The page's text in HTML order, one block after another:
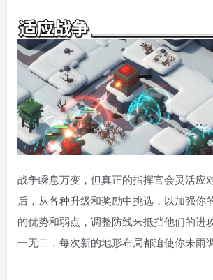
战争瞬息万变，但真正的指挥官会灵活应
后，从各种升级和奖励中挑选，以加强你
的优势和弱点，调整防线来抵挡他们的进
一无二，每次新的地形布局都迫使你未雨绸